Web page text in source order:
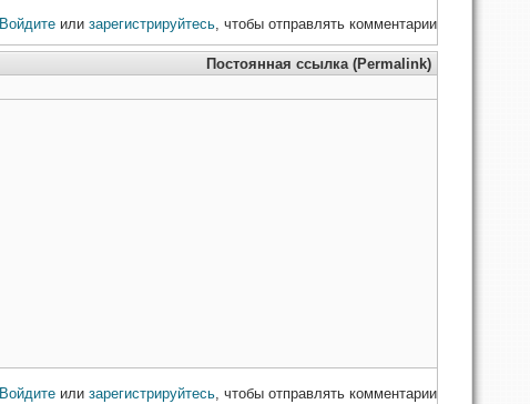
Войдите или зарегистрируйтесь, чтобы отправлять комментарии
Постоянная ссылка (Permalink)
Войдите или зарегистрируйтесь, чтобы отправлять комментарии